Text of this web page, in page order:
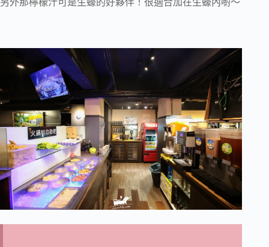
另外那檸檬汁可是生蠔的好夥伴！很適合加在生蠔內喲～